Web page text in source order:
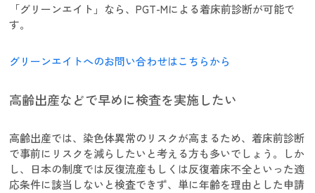
「グリーンエイト」なら、PGT-Mによる着床前診断が可能で
す。
グリーンエイトへのお問い合わせはこちらから
高齢出産などで早めに検査を実施したい
高齢出産では、染色体異常のリスクが高まるため、着床前診断
で事前にリスクを減らしたいと考える方も多いでしょう。しか
し、日本の制度では反復流産もしくは反復着床不全といった適
応条件に該当しないと検査できず、単に年齢を理由とした申請